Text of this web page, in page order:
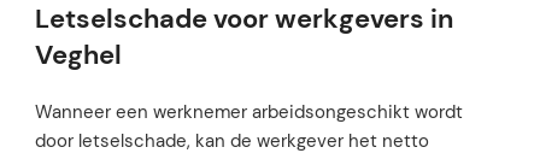
Letselschade voor werkgevers in
Veghel
Wanneer een werknemer arbeidsongeschikt wordt
door letselschade, kan de werkgever het netto